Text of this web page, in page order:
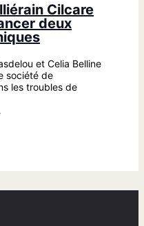
Cilcare
deux
et Celia Belline
société de
les troubles de